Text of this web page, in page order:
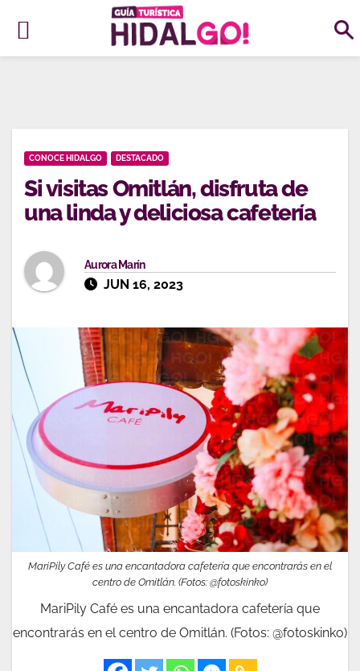
CONOCE HIDALGO DESTACADO
Si visitas Omitlán, disfruta de
una linda y deliciosa cafetería
Aurora Marín
JUN 16, 2023
MariPily Café es una encantadora cafetería que encontrarás en el
centro de Omitlán. (Fotos: @fotoskinko)
MariPily Café es una encantadora cafetería que
encontrarás en el centro de Omitlán. (Fotos: @fotoskinko)